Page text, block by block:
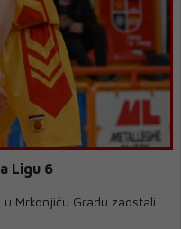
Ligu 6
Mrkonjiću Gradu zaostali